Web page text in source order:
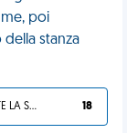
poi
stanza
SVEGLIATI, TE LA SEI CERCATA! 18